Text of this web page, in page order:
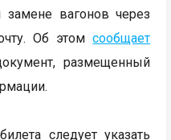
вагонов через
Об этомсообщает
размещенный
следует указать